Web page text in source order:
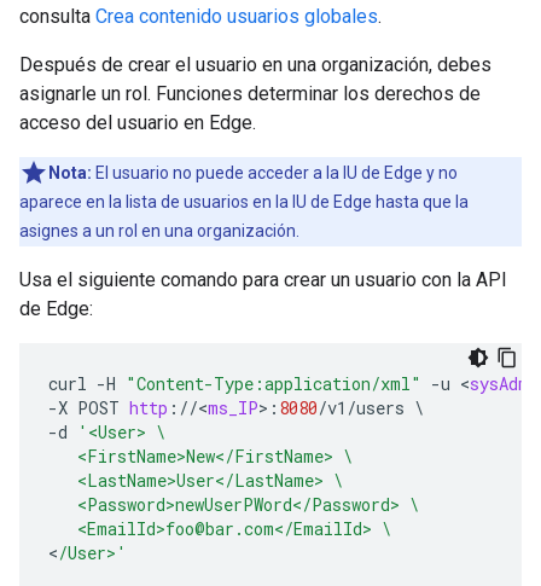
consulta Crea contenido usuarios globales.
Después de crear el usuario en una organización, debes
asignarle un rol. Funciones determinar los derechos de
acceso del usuario en Edge.
Nota: El usuario no puede acceder a la IU de Edge y no
aparece en la lista de usuarios en la IU de Edge hasta que la
asignes a un rol en una organización.
Usa el siguiente comando para crear un usuario con la API
de Edge:
curl -H "Content-Type:application/xml" -u <
-X POST http : //<ms_IP> : 8080/v1 /users \
-d
'<User> \
   <FirstName>New</FirstName> \
   <LastName>User</LastName> \
   <Password>newUserPWord</Password> \
   <EmailId>foo@bar.com</EmailId> \
</User>'